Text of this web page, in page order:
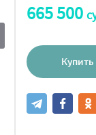
665 500
Купить